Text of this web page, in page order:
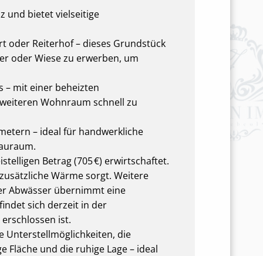
und bietet vielseitige
oder Reiterhof – dieses Grundstück
oder Wiese zu erwerben, um
– mit einer beheizten
Wohnraum schnell zu
– ideal für handwerkliche
Betrag (705 €) erwirtschaftet.
Wärme sorgt. Weitere
Abwässer übernimmt eine
sich derzeit in der
ist.
Unterstellmöglichkeiten, die
und die ruhige Lage – ideal